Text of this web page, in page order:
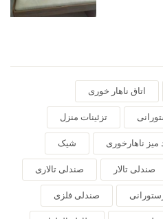
اتاق ناهار خوری
تزئینات منزل
میز ناهارخوری شیک
صندلی تالار صندلی تالاری
صندلی فلزی